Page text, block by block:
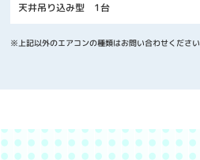
天井吊り込み型 1台
※上記以外のエアコンの種類はお問い合わせください